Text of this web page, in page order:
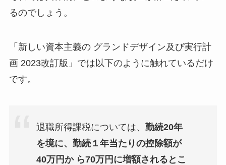
るのでしょう。
「新しい資本主義の グランドデザイン及び実行計
画 2023改訂版」では以下のように触れているだけ
です。
退職所得課税については、 勤続20年
を境に、勤続１年当たりの控除額が
40万円か ら70万円に増額されるとこ